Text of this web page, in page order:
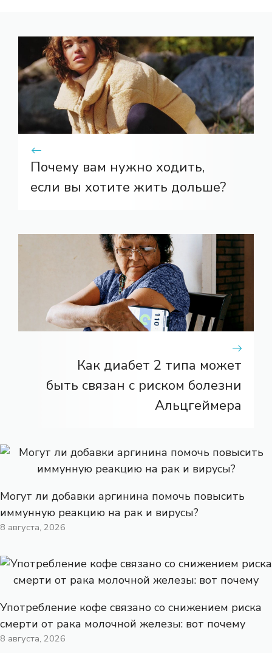
Почему вам нужно ходить,
если вы хотите жить дольше?
Как диабет 2 типа может
быть связан с риском болезни
Альцгеймера
Могут ли добавки аргинина помочь повысить
иммунную реакцию на рак и вирусы?
8 августа, 2026
Употребление кофе связано со снижением риска
смерти от рака молочной железы: вот почему
8 августа, 2026